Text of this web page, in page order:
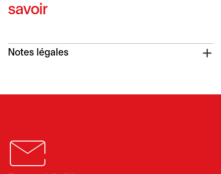
savoir
Notes légales